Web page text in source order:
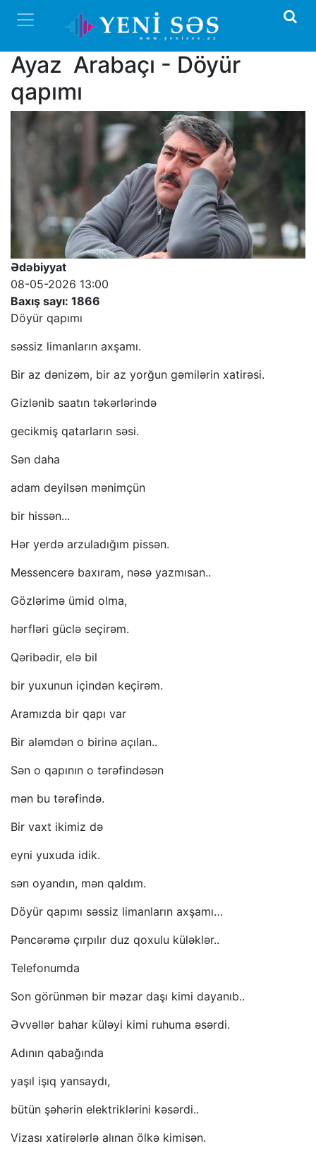
Ayaz Arabaçı - Döyür
qapımı
Ədəbiyyat
08-05-2026 13:00
Baxış sayı: 1866
Döyür qapımı
səssiz limanların axşamı.
Bir az dənizəm, bir az yorğun gəmilərin xatirəsi.
Gizlənib saatın təkərlərində
gecikmiş qatarların səsi.
Sən daha
adam deyilsən mənimçün
bir hissən...
Hər yerdə arzuladığım pissən.
Messencerə baxıram, nəsə yazmısan..
Gözlərimə ümid olma,
hərfləri güclə seçirəm.
Qəribədir, elə bil
bir yuxunun içindən keçirəm.
Aramızda bir qapı var
Bir aləmdən o birinə açılan..
Sən o qapının o tərəfindəsən
mən bu tərəfində.
Bir vaxt ikimiz də
eyni yuxuda idik.
sən oyandın, mən qaldım.
Döyür qapımı səssiz limanların axşamı…
Pəncərəmə çırpılır duz qoxulu küləklər..
Telefonumda
Son görünmən bir məzar daşı kimi dayanıb..
Əvvəllər bahar küləyi kimi ruhuma əsərdi.
Adının qabağında
yaşıl işıq yansaydı,
bütün şəhərin elektriklərini kəsərdi..
Vizası xatirələrlə alınan ölkə kimisən.